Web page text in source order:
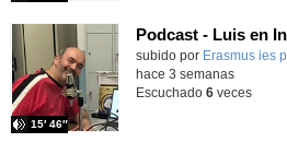
Podcast - Luis en
subido por Erasmus ies
15′ 46″
hace 3 semanas
Escuchado 6veces